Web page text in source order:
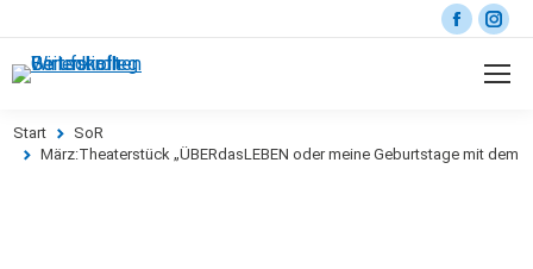
Sie befinden sich hier:
Start
SoR
März:Theaterstück „ÜBERdasLEBEN oder meine Geburtstage mit dem